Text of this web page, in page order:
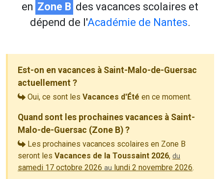
en Zone B des vacances scolaires et
dépend de l'Académie de Nantes.
Est-on en vacances à Saint-Malo-de-Guersac
actuellement ?
Oui, ce sont les Vacances d'Été en ce moment.
Quand sont les prochaines vacances à Saint-
Malo-de-Guersac (Zone B) ?
Les prochaines vacances scolaires en Zone B
seront les Vacances de la Toussaint 2026, du
samedi 17 octobre 2026 au lundi 2 novembre 2026.